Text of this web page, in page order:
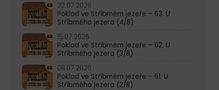
22.07.2026
Poklad ve Stříbrném jezeře – 63. U
Stříbrného jezera (4/8)
15.07.2026
Poklad ve Stříbrném jezeře – 62. U
Stříbrného jezera (3/8)
08.07.2026
Poklad ve Stříbrném jezeře – 61. U
Stříbrného jezera (2/8)